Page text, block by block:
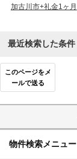
加古川市+礼金1ヶ月
最近検索した条件
このページをメ
ールで送る
物件検索メニュー